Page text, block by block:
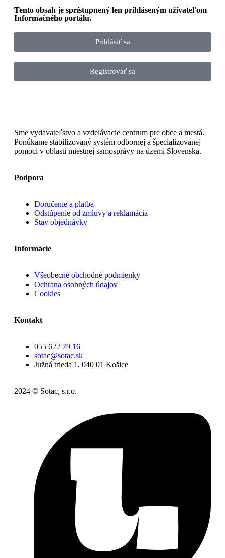
Tento obsah je sprístupnený len prihláseným užívateľom
Informačného portálu.
Prihlásiť sa
Registrovať sa
Sme vydavateľstvo a vzdelávacie centrum pre obce a mestá.
Ponúkame stabilizovaný systém odbornej a špecializovanej
pomoci v oblasti miestnej samosprávy na území Slovenska.
Podpora
Doručenie a platba
Odstúpenie od zmluvy a reklamácia
Stav objednávky
Informácie
Všeobecné obchodné podmienky
Ochrana osobných údajov
Cookies
Kontakt
055 622 79 16
sotac@sotac.sk
Južná trieda 1, 040 01 Košice
2024 © Sotac, s.r.o.